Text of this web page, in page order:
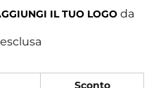
IL TUO LOGO da
Sconto